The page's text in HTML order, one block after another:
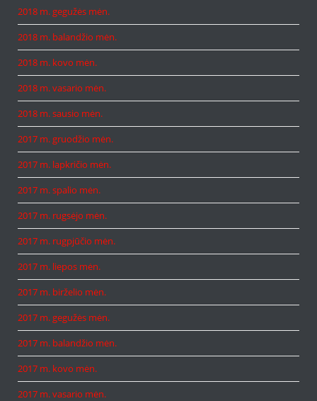
2018 m. gegužės mėn.
2018 m. balandžio mėn.
2018 m. kovo mėn.
2018 m. vasario mėn.
2018 m. sausio mėn.
2017 m. gruodžio mėn.
2017 m. lapkričio mėn.
2017 m. spalio mėn.
2017 m. rugsėjo mėn.
2017 m. rugpjūčio mėn.
2017 m. liepos mėn.
2017 m. birželio mėn.
2017 m. gegužės mėn.
2017 m. balandžio mėn.
2017 m. kovo mėn.
2017 m. vasario mėn.